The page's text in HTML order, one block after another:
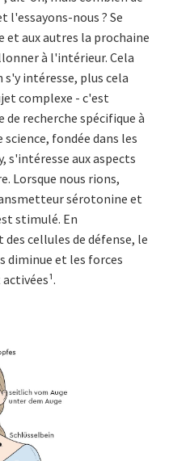
l'essayons-nous ? Se
et aux autres la prochaine
à l'intérieur. Cela
intéresse, plus cela
complexe - c'est
recherche spécifique à
fondée dans les
s'intéresse aux aspects
Lorsque nous rions,
sérotonine et
stimulé. En
cellules de défense, le
diminue et les forces